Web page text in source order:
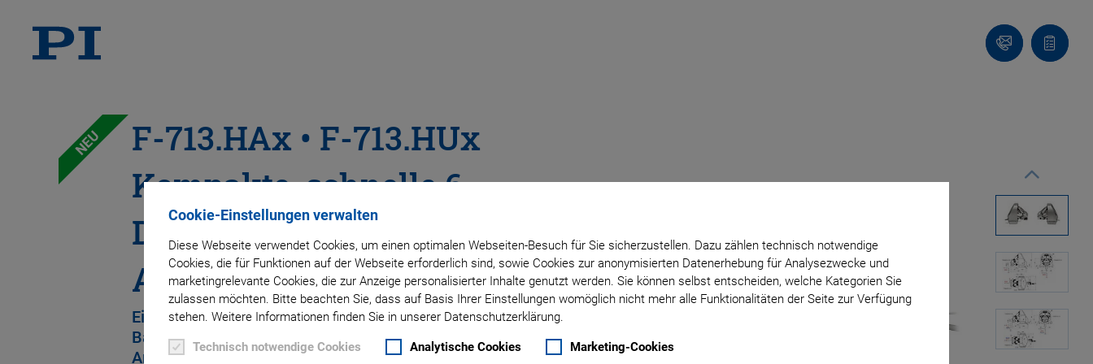
Cookie-Einstellungen verwalten
Diese Webseite verwendet Cookies, um einen optimalen Webseiten-Besuch für Sie sicherzustellen. Dazu zählen technisch notwendige
Cookies, die für Funktionen auf der Webseite erforderlich sind, sowie Cookies zur anonymisierten Datenerhebung für Analysezwecke und
marketingrelevante Cookies, die zur Anzeige personalisierter Inhalte genutzt werden. Sie können selbst entscheiden, welche Kategorien Sie
zulassen möchten. Bitte beachten Sie, dass auf Basis Ihrer Einstellungen womöglich nicht mehr alle Funktionalitäten der Seite zur Verfügung
stehen. Weitere Informationen finden Sie in unserer Datenschutzerklärung.
Technisch notwendige Cookies Analytische Cookies Marketing-Cookies
Kontakt
NEU
F-713.HAx • F-713.HUx
Kompakte, schnelle 6-
DoF-Photonik-
Alignmentsysteme
Einseitig und doppelseitig, aufrechte und flache
Bauformen, Routinen zur vollautomatisierten
Arrayausrichtung